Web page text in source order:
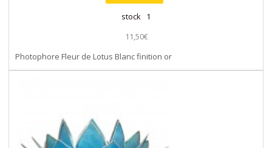
stock 1
11,50€
Photophore Fleur de Lotus Blanc finition or